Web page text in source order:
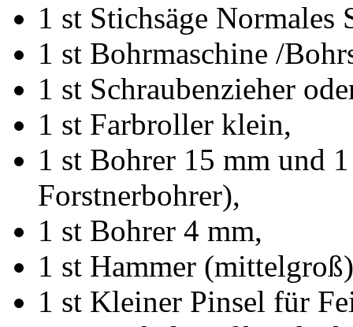
1 st Stichsäge
1 st Bohrmaschine /
1 st Schraubenzieher
1 st Farbroller klein,
1 st Bohrer 15 mm und
Forstnerbohrer),
1 st Bohrer 4 mm,
1 st Hammer
1 st Kleiner Pinsel für